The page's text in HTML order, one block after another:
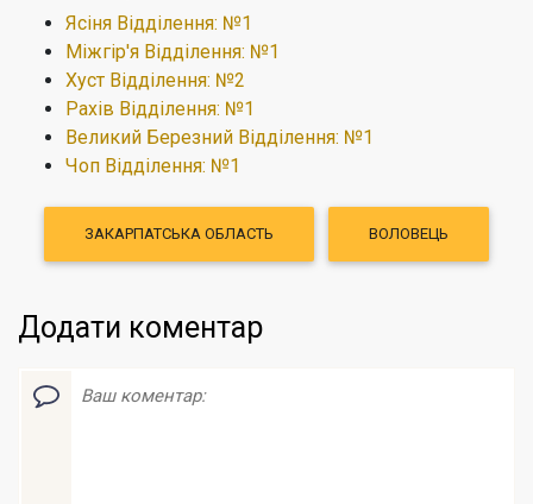
Ясіня Відділення: №1
Міжгір'я Відділення: №1
Хуст Відділення: №2
Рахів Відділення: №1
Великий Березний Відділення: №1
Чоп Відділення: №1
ЗАКАРПАТСЬКА ОБЛАСТЬ ВОЛОВЕЦЬ
Додати коментар